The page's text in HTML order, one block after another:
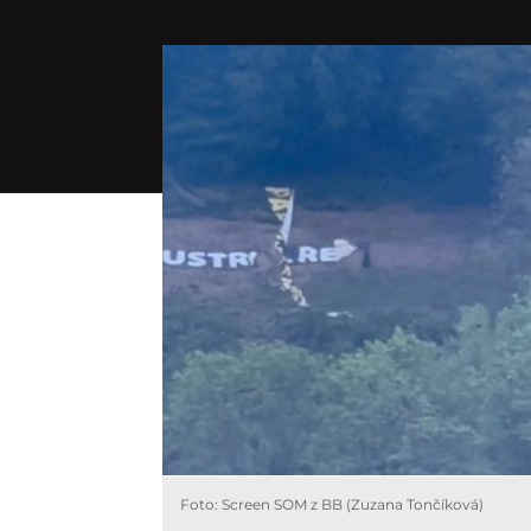
Foto: Screen SOM z BB (Zuzana Tončíková)